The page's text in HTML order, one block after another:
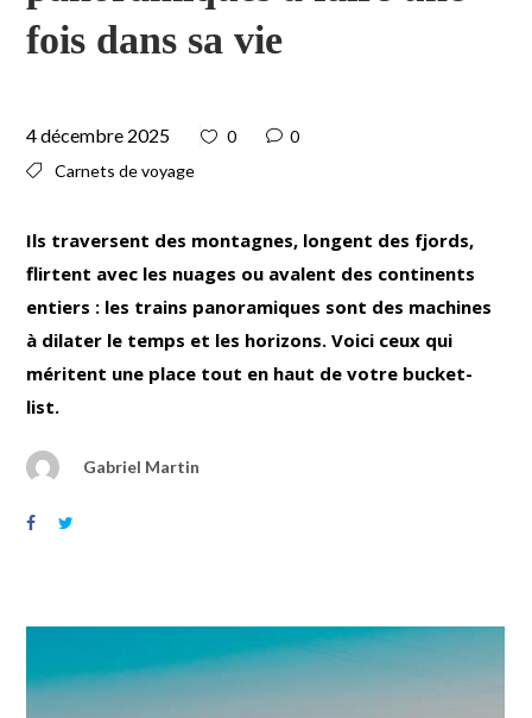
fois dans sa vie
4 décembre 2025 0
0
Carnets de voyage
Ils traversent des montagnes, longent des fjords,
flirtent avec les nuages ou avalent des continents
entiers : les trains panoramiques sont des machines
à dilater le temps et les horizons. Voici ceux qui
méritent une place tout en haut de votre bucket-
list.
Gabriel Martin